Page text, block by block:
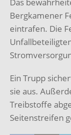
Bergkamener
eintrafen. Die
Ein Trupp
sie aus.
Treibstoffe
Seitenstreifen